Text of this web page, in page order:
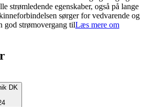
strømledende egenskaber, også på lange
sørger for vedvarende og
god strømovergang tilLæs mere om
DK